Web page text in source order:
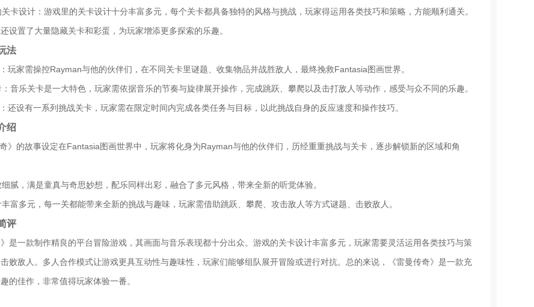
卡设计：游戏里的关卡设计十分丰富多元，每个关卡都具备独特的风格与挑战，玩家得运用各类技巧和策略，方能顺利通关。
设置了大量隐藏关卡和彩蛋，为玩家增添更多探索的乐趣。
法
玩家需操控Rayman与他的伙伴们，在不同关卡里谜题、收集物品并战胜敌人，最终挽救Fantasia图画世界。
音乐关卡是一大特色，玩家需依据音乐的节奏与旋律展开操作，完成跳跃、攀爬以及击打敌人等动作，感受与众不同的乐趣。
还设有一系列挑战关卡，玩家需在限定时间内完成各类任务与目标，以此挑战自身的反应速度和操作技巧。
绍
》的故事设定在Fantasia图画世界中，玩家将化身为Rayman与他的伙伴们，历经重重挑战与关卡，逐步解锁新的区域和角
腻，满是童真与奇思妙想，配乐同样出彩，融合了多元风格，带来全新的听觉体验。
富多元，每一关都能带来全新的挑战与趣味，玩家需借助跳跃、攀爬、攻击敌人等方式谜题、击败敌人。
评
》是一款制作精良的平台冒险游戏，其画面与音乐表现都十分出众。游戏的关卡设计丰富多元，玩家需要灵活运用各类技巧与策
败敌人。多人合作模式让游戏更具互动性与趣味性，玩家们能够组队展开冒险或进行对抗。总的来说，《雷曼传奇》是一款充
的佳作，非常值得玩家体验一番。